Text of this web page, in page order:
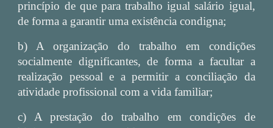
princípio de que para trabalho igual salário igual,
de forma a garantir uma existência condigna;
b) A organização do trabalho em condições
socialmente dignificantes, de forma a facultar a
realização pessoal e a permitir a conciliação da
atividade profissional com a vida familiar;
c) A prestação do trabalho em condições de